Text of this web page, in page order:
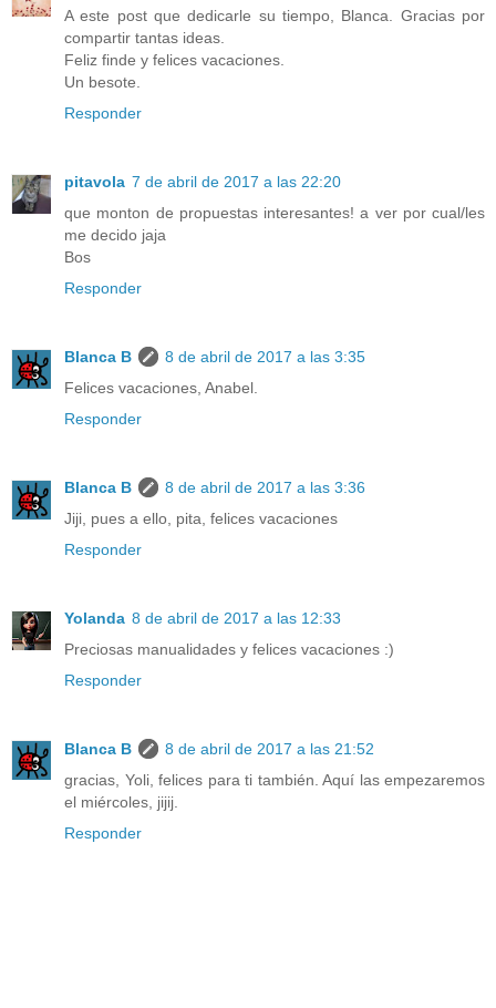
A este post que dedicarle su tiempo, Blanca. Gracias por
compartir tantas ideas.
Feliz finde y felices vacaciones.
Un besote.
Responder
pitavola 7 de abril de 2017 a las 22:20
que monton de propuestas interesantes! a ver por cual/les
me decido jaja
Bos
Responder
Blanca B
8 de abril de 2017 a las 3:35
Felices vacaciones, Anabel.
Responder
Blanca B
8 de abril de 2017 a las 3:36
Jiji, pues a ello, pita, felices vacaciones
Responder
Yolanda 8 de abril de 2017 a las 12:33
Preciosas manualidades y felices vacaciones :)
Responder
Blanca B
8 de abril de 2017 a las 21:52
gracias, Yoli, felices para ti también. Aquí las empezaremos
el miércoles, jijij.
Responder